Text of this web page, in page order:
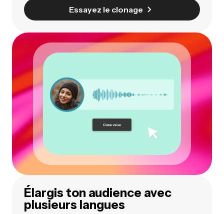
Essayez le clonage
Élargis ton audience avec
plusieurs langues